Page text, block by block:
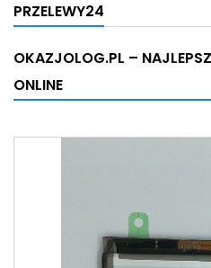
PRZELEWY24
OKAZJOLOG.PL –
ONLINE